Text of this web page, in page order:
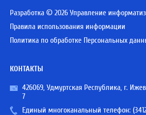
Разработка © 2026 Управление
Правила использования информации
Политика по обработке Персональных
КОНТАКТЫ
426069, Удмуртская Республика, г.
7
Единый многоканальный телефон: